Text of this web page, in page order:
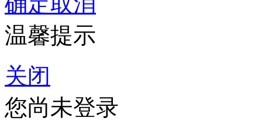
温馨提示
关闭
您尚未登录